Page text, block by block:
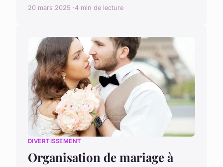
20 mars 2025 4 min de lecture
DIVERTISSEMENT
Organisation de mariage à